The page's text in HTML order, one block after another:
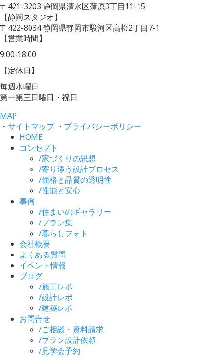
〒421-3203 静岡県清水区蒲原3丁目11-15
【静岡スタジオ】
〒422-8034静岡県静岡市駿河区高松2丁目7-1
【営業時間】
9:00-18:00
【定休日】
毎週水曜日
第一第三日曜日・祝日
MAP
・ サイトマップ・ プライバシーポリシー
HOME
コンセプト
/家づくりの思想
/寄り添う設計プロセス
/価格と品質の透明性
/性能と安心
事例
/住まいのギャラリー
/プラン集
/暮らしフォト
会社概要
よくある質問
イベント情報
ブログ
/施工レポ
/設計レポ
/建築レポ
お問合せ
/ご相談・資料請求
/プラン設計依頼
/見学会予約